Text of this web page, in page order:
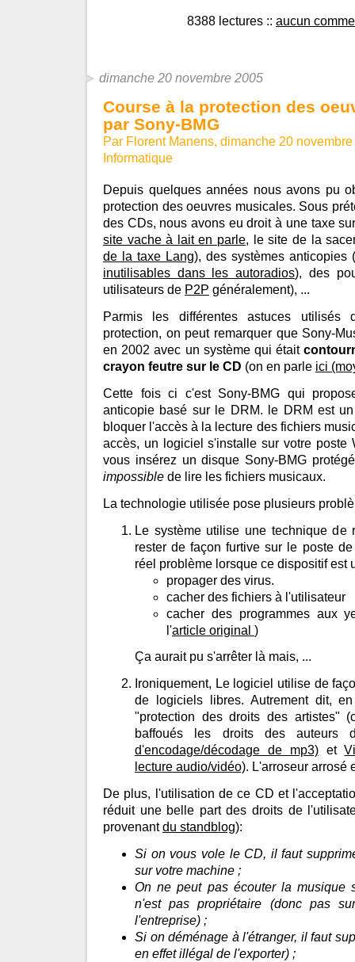
8388 lectures :: aucun
dimanche 20 novembre 2005
Course à la protection des
par Sony-BMG
Par Florent Manens, dimanche 20
Informatique
Depuis quelques années nous avons pu
protection des oeuvres musicales. Sous
des CDs, nous avons eu droit à une taxe
site vache à lait en parle, le site de la
de la taxe Lang), des systèmes anticopies
inutilisables dans les autoradios), des
utilisateurs de P2P généralement), ...
Parmis les différentes astuces utilisés
protection, on peut remarquer que Sony-
en 2002 avec un système qui était
crayon feutre sur le CD (on en parle ici
Cette fois ci c'est Sony-BMG qui
anticopie basé sur le DRM. le DRM est
bloquer l'accès à la lecture des fichiers
accès, un logiciel s'installe sur votre poste
vous insérez un disque Sony-BMG
impossible de lire les fichiers musicaux.
La technologie utilisée pose plusieurs
Le système utilise une technique de
rester de façon furtive sur le poste
réel problème lorsque ce dispositif est
propager des virus.
cacher des fichiers à l'utilisateur
cacher des programmes aux
l'article original )
Ça aurait pu s'arrêter là mais, ...
Ironiquement, Le logiciel utilise de
de logiciels libres. Autrement dit,
"protection des droits des artistes"
baffoués les droits des
d'encodage/décodage de mp3)et
lecture audio/vidéo). L'arroseur arrosé
De plus, l'utilisation de ce CD et
réduit une belle part des droits de
provenantdu standblog):
Si on vous vole le CD, il faut
sur votre machine ;
On ne peut pas écouter la musique
n'est pas propriétaire (donc pas
l'entreprise) ;
Si on déménage à l'étranger, il faut
en effet illégal de l'exporter) ;